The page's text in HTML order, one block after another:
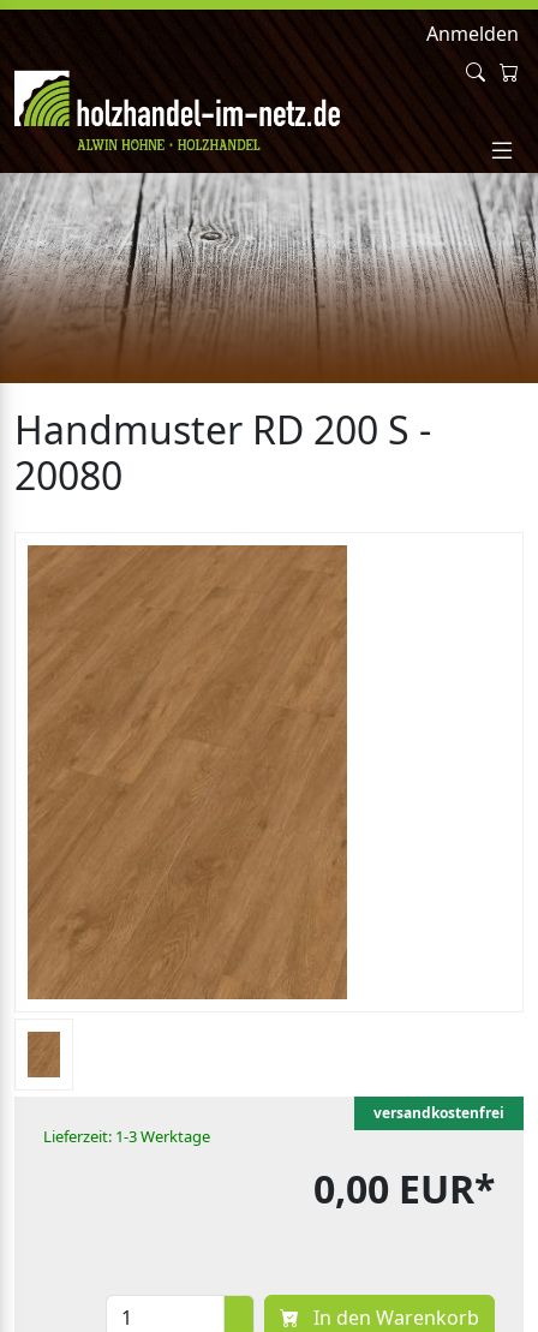
Anmelden
Handmuster RD 200 S -
20080
versandkostenfrei
Lieferzeit: 1-3 Werktage
0,00 EUR*
In den Warenkorb